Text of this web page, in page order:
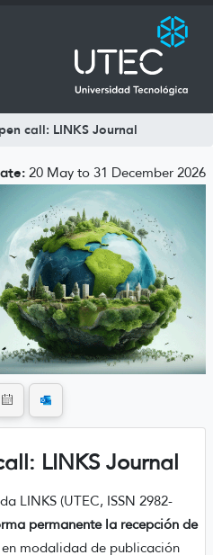
call: LINKS Journal
20 May to 31 December 2026
LINKS Journal
LINKS (UTEC, ISSN 2982-
permanente la recepción de
modalidad de publicación